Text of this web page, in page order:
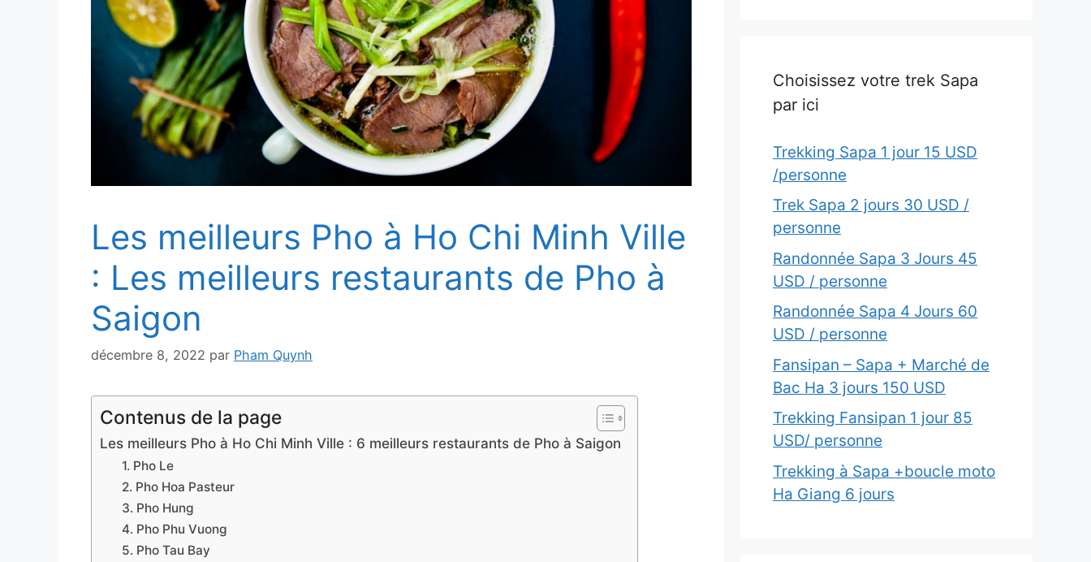
Les meilleurs Pho à Ho Chi Minh Ville
: Les meilleurs restaurants de Pho à
Saigon
décembre 8, 2022 par Pham Quynh
Contenus de la page
Les meilleurs Pho à Ho Chi Minh Ville : 6 meilleurs restaurants de Pho à Saigon
1. Pho Le
2. Pho Hoa Pasteur
3. Pho Hung
4. Pho Phu Vuong
5. Pho Tau Bay
Choisissez votre trek Sapa
par ici
Trekking Sapa 1 jour 15 USD
/personne
Trek Sapa 2 jours 30 USD /
personne
Randonnée Sapa 3 Jours 45
USD / personne
Randonnée Sapa 4 Jours 60
USD / personne
Fansipan – Sapa + Marché de
Bac Ha 3 jours 150 USD
Trekking Fansipan 1 jour 85
USD/ personne
Trekking à Sapa +boucle moto
Ha Giang 6 jours